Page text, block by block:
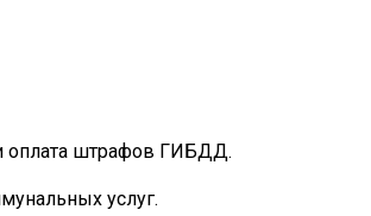
счетчиков газа,
и воды.